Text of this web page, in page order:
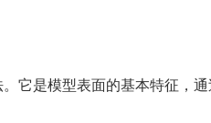
它是模型表面的基本特征，